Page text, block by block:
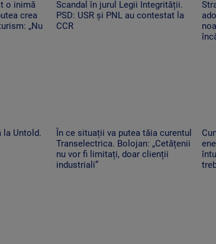
o inimă
crea
„Nu
Scandal în jurul Legii Integrității.
PSD: USR și PNL au contestat la
CCR
la Untold.
În ce situații va putea tăia curentul
Transelectrica. Bolojan: „Cetățenii
nu vor fi limitați, doar clienții
industriali”